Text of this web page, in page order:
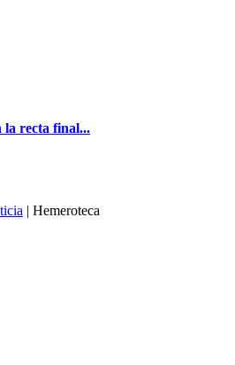
la recta final...
| Hemeroteca